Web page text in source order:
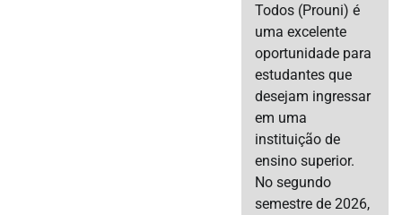
Todos (Prouni) é
uma excelente
oportunidade para
estudantes que
desejam ingressar
em uma
instituição de
ensino superior.
No segundo
semestre de 2026,